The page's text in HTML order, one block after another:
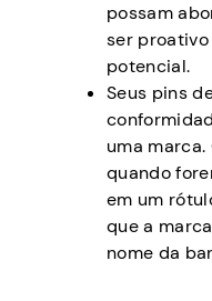
possam
ser
potencial.
Seus pins
uma
quando
em um
que a
nome da